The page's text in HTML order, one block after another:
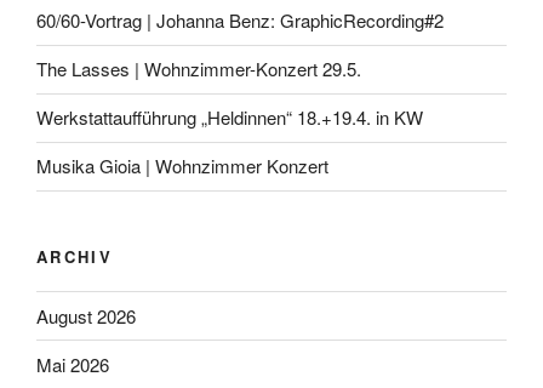
60/60-Vortrag | Johanna Benz: GraphicRecording#2
The Lasses | Wohnzimmer-Konzert 29.5.
Werkstattaufführung „Heldinnen“ 18.+19.4. in KW
Musika Gioia | Wohnzimmer Konzert
ARCHIV
August 2026
Mai 2026